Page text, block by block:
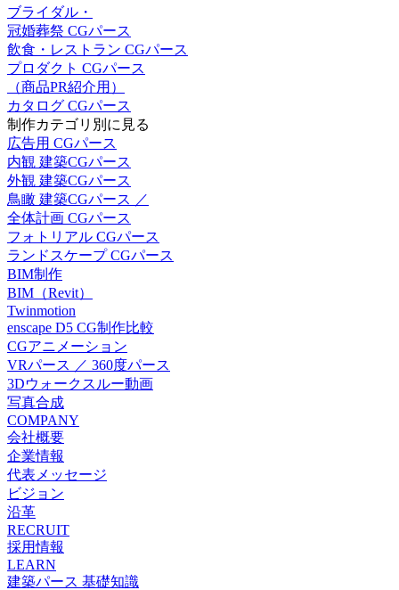
ブライダル・
冠婚葬祭 CGパース
飲食・レストラン CGパース
プロダクト CGパース
（商品PR紹介用）
カタログ CGパース
制作カテゴリ別に見る
広告用 CGパース
内観 建築CGパース
外観 建築CGパース
鳥瞰 建築CGパース ／
全体計画 CGパース
フォトリアル CGパース
ランドスケープ CGパース
BIM制作
BIM（Revit）
Twinmotion
enscape D5 CG制作比較
CGアニメーション
VRパース ／ 360度パース
3Dウォークスルー動画
写真合成
COMPANY
会社概要
企業情報
代表メッセージ
ビジョン
沿革
RECRUIT
採用情報
LEARN
建築パース 基礎知識